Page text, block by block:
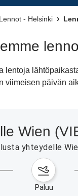
Lennot - Helsinki
lentoja
viimeisen päivän
Wien
yhteydelle
paluu